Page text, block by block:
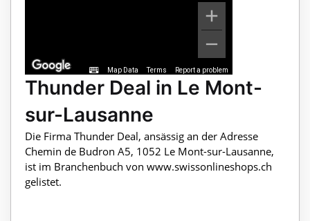
Map Data Terms Report a problem
Thunder Deal in Le Mont-
sur-Lausanne
Die Firma Thunder Deal, ansässig an der Adresse
Chemin de Budron A5, 1052 Le Mont-sur-Lausanne,
ist im Branchenbuch von www.swissonlineshops.ch
gelistet.